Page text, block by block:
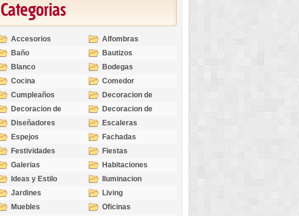
Categorias
Accesorios
Alfombras
Baño
Bautizos
Blanco
Bodegas
Cocina
Comedor
Cumpleaños
Decoracion de
Exteriores
Decoracion de
Interiores
Decoracion de
Ocasiones
Diseñadores
Escaleras
Espejos
Fachadas
Festividades
Fiestas
Galerias
Habitaciones
Ideas y Estilo
Iluminacion
Jardines
Living
Muebles
Oficinas